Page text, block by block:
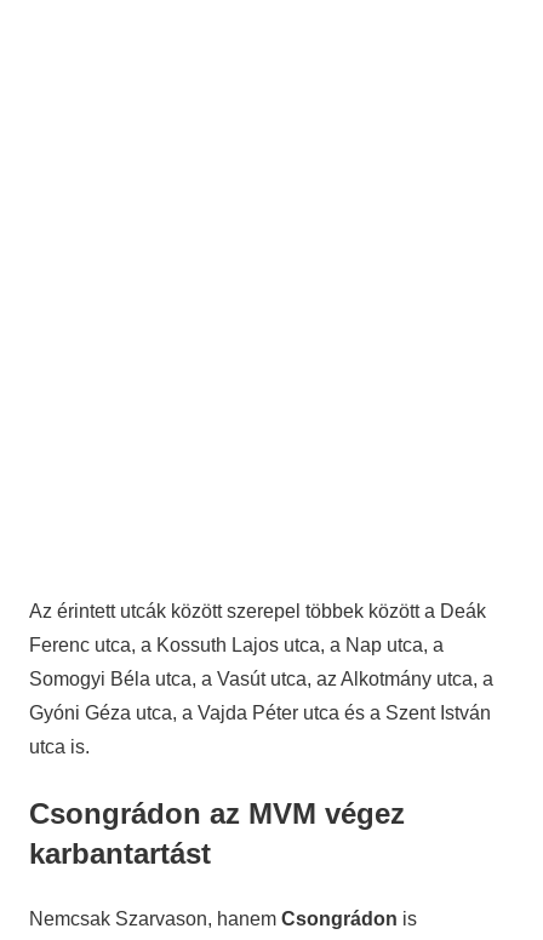
Az érintett utcák között szerepel többek között a Deák
Ferenc utca, a Kossuth Lajos utca, a Nap utca, a
Somogyi Béla utca, a Vasút utca, az Alkotmány utca, a
Gyóni Géza utca, a Vajda Péter utca és a Szent István
utca is.
Csongrádon az MVM végez
karbantartást
Nemcsak Szarvason, hanem Csongrádon is